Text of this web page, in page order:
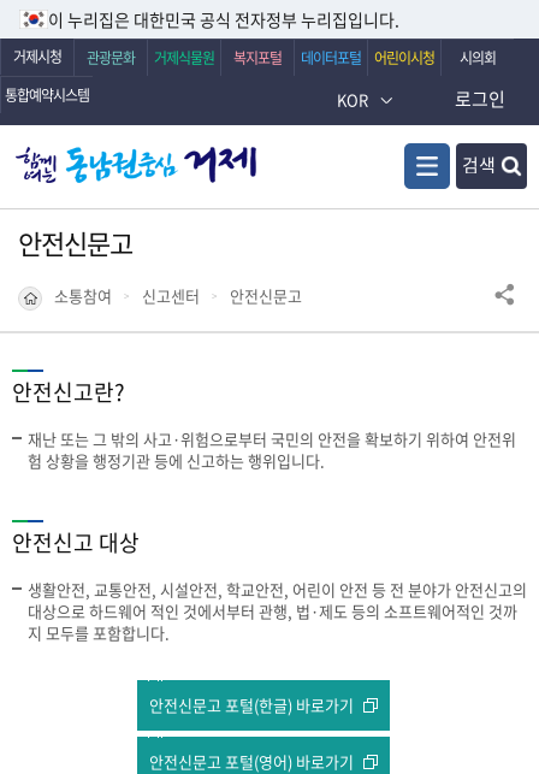
이 누리집은 대한민국 공식 전자정부 누리집입니다.
거제시청 관광문화 거제식물원 복지포털 데이터포털 어린이시청
시의회
통합예약시스템
KOR
검색
로그인
안전신문고
소통참여 신고센터 안전신문고
안전신고란?
재난 또는 그 밖의 사고·위험으로부터 국민의 안전을 확보하기 위하여 안전위
험 상황을 행정기관 등에 신고하는 행위입니다.
안전신고 대상
생활안전, 교통안전, 시설안전, 학교안전, 어린이 안전 등 전 분야가 안전신고의
대상으로 하드웨어 적인 것에서부터 관행, 법·제도 등의 소프트웨어적인 것까
지 모두를 포함합니다.
안전신문고 포털(한글) 바로가기
안전신문고 포털(영어) 바로가기